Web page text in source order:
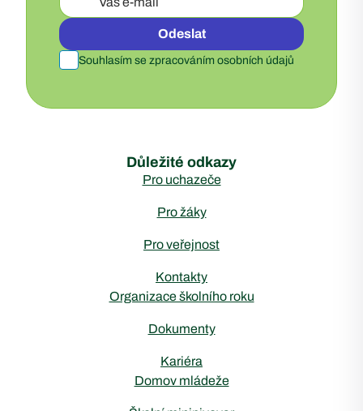
Odeslat
Souhlasím se zpracováním osobních údajů
Důležité odkazy
Pro uchazeče
Pro žáky
Pro veřejnost
Kontakty
Organizace školního roku
Dokumenty
Kariéra
Domov mládeže